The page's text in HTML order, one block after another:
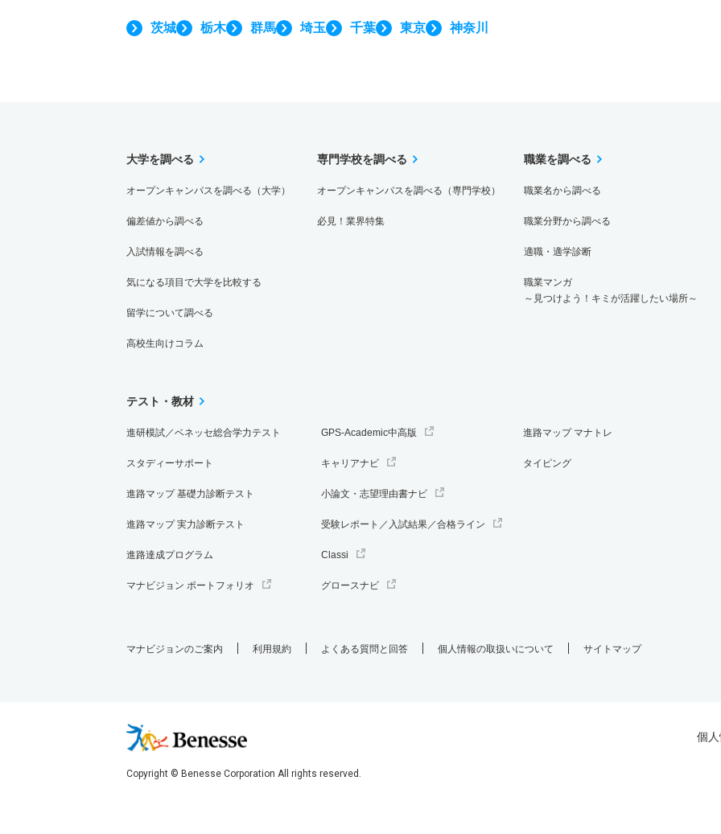
茨城 栃木 群馬 埼玉 千葉 東京 神奈川
大学を調べる
オープンキャンパスを調べる（大学）
偏差値から調べる
入試情報を調べる
気になる項目で大学を比較する
留学について調べる
高校生向けコラム
専門学校を調べる
オープンキャンパスを調べる（専門学校）
必見！業界特集
職業を調べる
職業名から調べる
職業分野から調べる
適職・適学診断
職業マンガ
～見つけよう！キミが活躍したい場所～
テスト・教材
進研模試／ベネッセ総合学力テスト
スタディーサポート
進路マップ 基礎力診断テスト
進路マップ 実力診断テスト
進路達成プログラム
マナビジョン ポートフォリオ
GPS-Academic中高版
キャリアナビ
小論文・志望理由書ナビ
受験レポート／入試結果／合格ライン
Classi
グロースナビ
進路マップ マナトレ
タイピング
マナビジョンのご案内 利用規約 よくある質問と回答 個人情報の取扱いについて サイトマップ
個
Copyright © Benesse Corporation All rights reserved.